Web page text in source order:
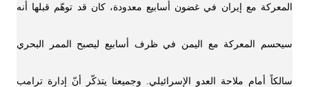
المعركة مع إيران في غضون أسابيع معدودة، كان قد توهّم قبلها أنه
سيحسم المعركة مع اليمن في ظرف أسابيع ليصبح الممر البحري
سالكاً أمام ملاحة العدو الإسرائيلي. وجميعنا يتذكّر أنّ إدارة ترامب